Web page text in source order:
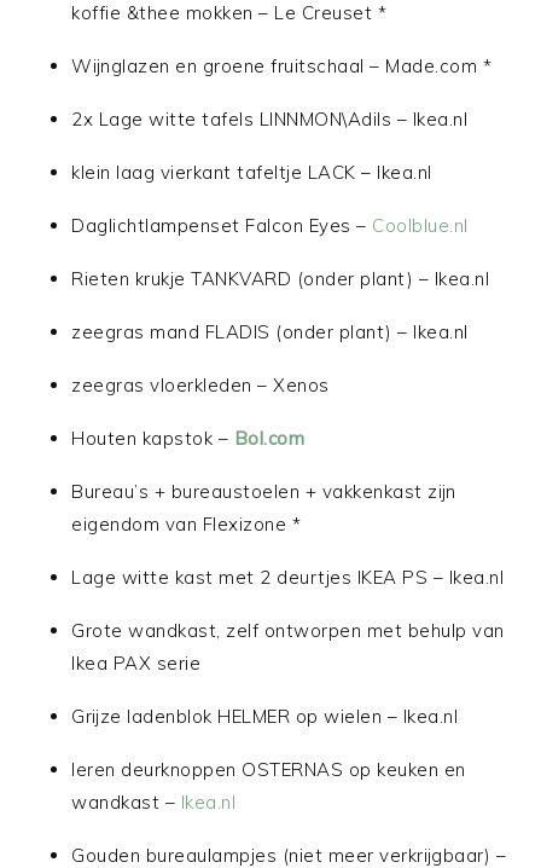
koffie &thee mokken – Le Creuset *
Wijnglazen en groene fruitschaal – Made.com *
2x Lage witte tafels LINNMON\Adils – Ikea.nl
klein laag vierkant tafeltje LACK – Ikea.nl
Daglichtlampenset Falcon Eyes – Coolblue.nl
Rieten krukje TANKVARD (onder plant) – Ikea.nl
zeegras mand FLADIS (onder plant) – Ikea.nl
zeegras vloerkleden – Xenos
Houten kapstok – Bol.com
Bureau’s + bureaustoelen + vakkenkast zijn
eigendom van Flexizone *
Lage witte kast met 2 deurtjes IKEA PS – Ikea.nl
Grote wandkast, zelf ontworpen met behulp van
Ikea PAX serie
Grijze ladenblok HELMER op wielen – Ikea.nl
leren deurknoppen OSTERNAS op keuken en
wandkast – Ikea.nl
Gouden bureaulampjes (niet meer verkrijgbaar) –